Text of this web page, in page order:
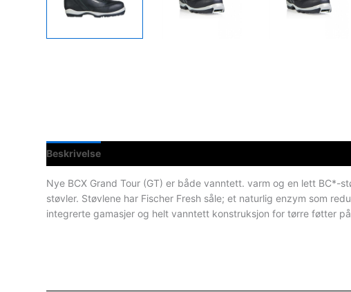
Beskrivelse
Nye BCX Grand Tour (GT) er både vanntett. varm og en lett
støvler. Støvlene har Fischer Fresh såle; et naturlig enzym som
integrerte gamasjer og helt vanntett konstruksjon for tørre føtter